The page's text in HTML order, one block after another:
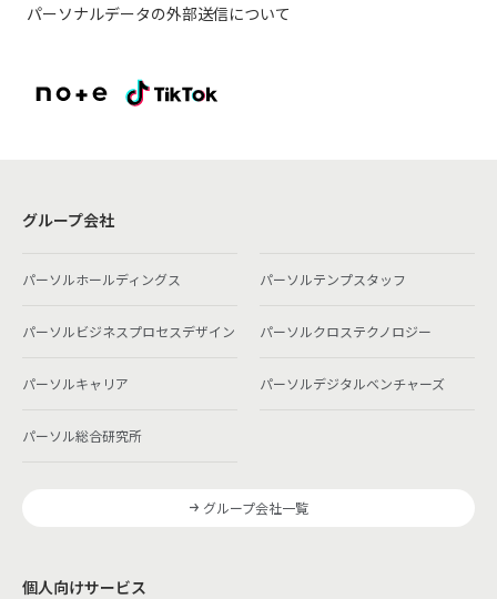
パーソナルデータの外部送信について
グループ会社
パーソルホールディングス パーソルテンプスタッフ
パーソルビジネスプロセスデザイン パーソルクロステクノロジー
パーソルキャリア パーソルデジタルベンチャーズ
パーソル総合研究所
グループ会社一覧
個人向けサービス